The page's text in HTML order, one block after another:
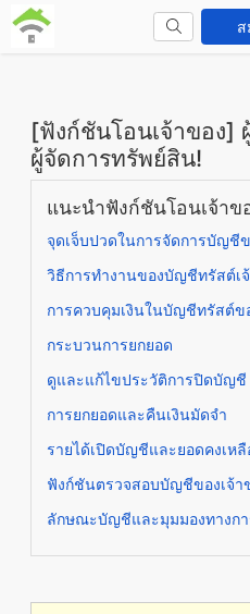
ส
[ฟังก์ชันโอนเจ้าของ
ผู้จัดการทรัพย์สิน!
แนะนำฟังก์ชันโอนเจ้าข
จุดเจ็บปวดในการจัดการบัญชี
วิธีการทำงานของบัญชีทรัสต์เ
การควบคุมเงินในบัญชีทรัสต์ข
กระบวนการยกยอด
ดูและแก้ไขประวัติการปิดบัญชี
การยกยอดและคืนเงินมัดจำ
รายได้เปิดบัญชีและยอดคงเหลื
ฟังก์ชันตรวจสอบบัญชีของเจ้า
ลักษณะบัญชีและมุมมองทางก